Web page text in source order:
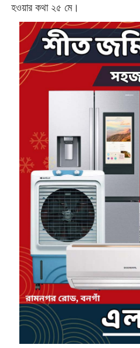
হওয়ার কথা ২৫ মে।